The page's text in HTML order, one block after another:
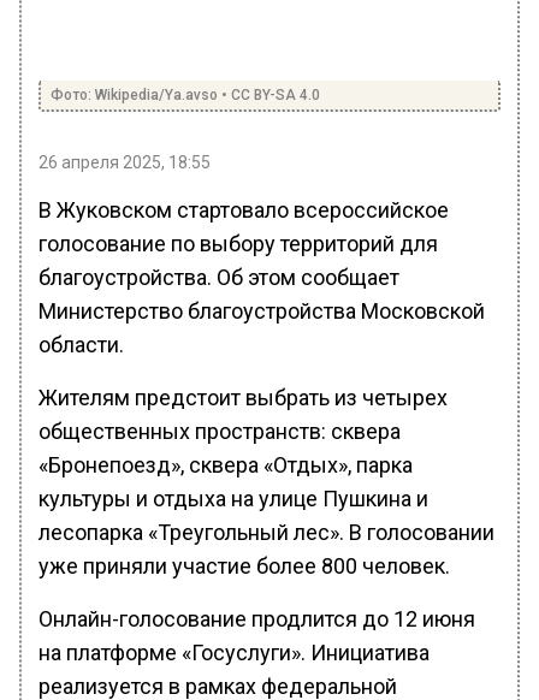
Фото: Wikipedia/Ya.avso • CC BY-SA 4.0
26 апреля 2025, 18:55
В Жуковском стартовало всероссийское
голосование по выбору территорий для
благоустройства. Об этом сообщает
Министерство благоустройства Московской
области.
Жителям предстоит выбрать из четырех
общественных пространств: сквера
«Бронепоезд», сквера «Отдых», парка
культуры и отдыха на улице Пушкина и
лесопарка «Треугольный лес». В голосовании
уже приняли участие более 800 человек.
Онлайн-голосование продлится до 12 июня
на платформе «Госуслуги». Инициатива
реализуется в рамках федеральной